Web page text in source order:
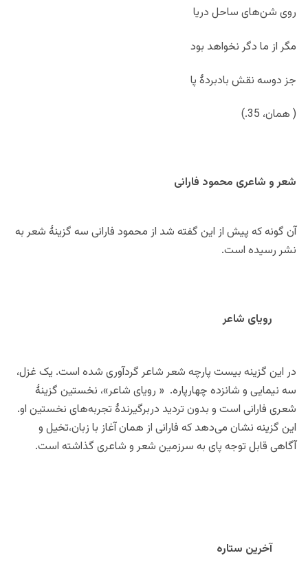
روی شن‌های ساحل دریا
مگر از ما دگر نخواهد بود
جز دوسه نقش بادبردۀ پا
( همان، 35.)
شعر و شاعری محمود فارانی
آن گونه که پیش از این گفته شد از محمود فارانی سه گزینۀ شعر به
نشر رسیده است.
رویای شاعر
در این گزینه بیست پارچه شعر شاعر گردآوری شده است. یک غزل،
سه نیمایی و شانزده چهارپاره. « رویای شاعر»، نخستین گزینۀ
شعری فارانی است و بدون تردید دربرگیرندۀ تجربه‌های نخستین او.
این گزینه نشان می‌دهد که فارانی از همان آغاز با زبان،تخیل و
آگاهی قابل توجه پای به سرزمین شعر و شاعری گذاشته است.
آخرین ستاره